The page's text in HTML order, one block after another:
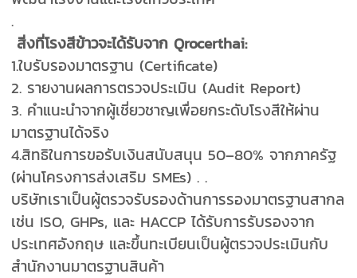
.
สิ่งที่โรงสีข้าวจะได้รับจาก Qrocerthai:
1.ใบรับรองมาตรฐาน (Certificate)
2. รายงานผลการตรวจประเมิน (Audit Report)
3. คำแนะนำจากผู้เชี่ยวชาญเพื่อยกระดับโรงสีให้ผ่าน
มาตรฐานได้จริง
4.สิทธิในการขอรับเงินสนับสนุน 50–80% จากภาครัฐ
(ผ่านโครงการส่งเสริม SMEs) . .
บริษัทเราเป็นผู้ตรวจรับรองด้านการรองมาตรฐานสากล
เช่น ISO, GHPs, และ HACCP ได้รับการรับรองจาก
ประเทศอังกฤษ และขึ้นทะเบียนเป็นผู้ตรวจประเมินกับ
สำนักงานมาตรฐานสินค้า